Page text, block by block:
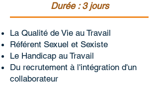
Durée : 3 jours
La Qualité de Vie au Travail
Référent Sexuel et Sexiste
Le Handicap au Travail
Du recrutement à l'intégration d'un
collaborateur